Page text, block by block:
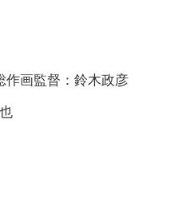
作画監督：鈴木政彦